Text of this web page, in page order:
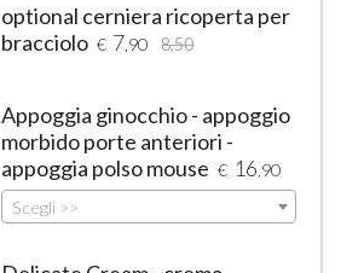
optional cerniera ricoperta per
bracciolo € 7 ,90 8,50
Appoggia ginocchio - appoggio
morbido porte anteriori -
appoggia polso mouse € 16 ,90
Scegli >>